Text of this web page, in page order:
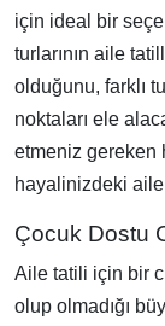
için ideal bir
turlarının aile
olduğunu, farklı
noktaları ele
etmeniz gereken
hayalinizdeki aile
Çocuk Dostu
Aile tatili için bir
olup olmadığı